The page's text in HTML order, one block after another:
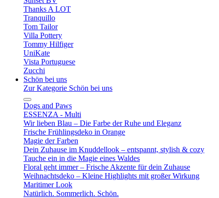
Thanks A LOT
Tranquillo
Tom Tailor
Villa Pottery
Tommy Hilfiger
UniKate
Vista Portuguese
Zucchi
Schön bei uns
Zur Kategorie Schön bei uns
Dogs and Paws
ESSENZA - Multi
Wir lieben Blau – Die Farbe der Ruhe und Eleganz
Frische Frühlingsdeko in Orange
Magie der Farben
Dein Zuhause im Knuddellook – entspannt, stylish & cozy
Tauche ein in die Magie eines Waldes
Floral geht immer – Frische Akzente für dein Zuhause
Weihnachtsdeko – Kleine Highlights mit großer Wirkung
Maritimer Look
Natürlich. Sommerlich. Schön.